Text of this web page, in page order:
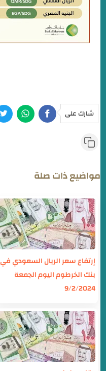
شارك على
مواضيع ذات صلة
إرتفاع سعر الريال السعودي في
بنك الخرطوم اليوم الجمعة
9/2/2024